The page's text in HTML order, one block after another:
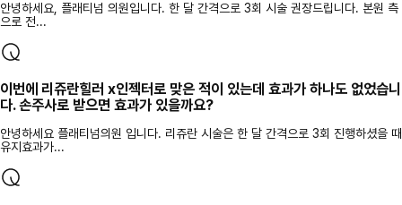
안녕하세요, 플래티넘 의원입니다. 한 달 간격으로 3회 시술 권장드립니다. 본원 측
으로 전...
이번에 리쥬란힐러 x인젝터로 맞은 적이 있는데 효과가 하나도 없었습니
다. 손주사로 받으면 효과가 있을까요?
안녕하세요 플래티넘의원 입니다. 리쥬란 시술은 한 달 간격으로 3회 진행하셨을 때
유지효과가...